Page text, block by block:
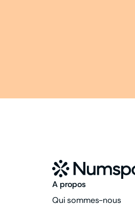
A propos
Qui sommes-nous